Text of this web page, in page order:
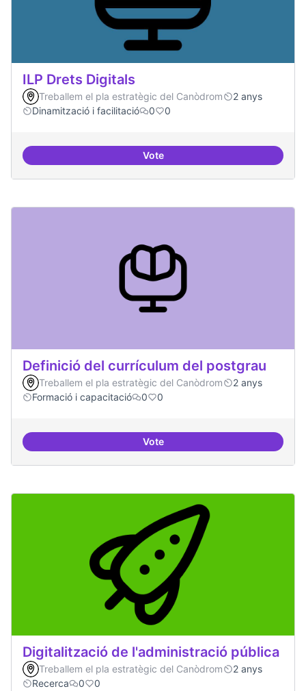
ILP Drets Digitals
Treballem el pla estratègic del Canòdrom
2 anys
Dinamització i facilitació
0 0
VoteILP Drets Digitals
Definició del currículum del postgrau
Treballem el pla estratègic del Canòdrom
2 anys
Formació i capacitació
0 0
VoteDefinició del currículum del
Digitalització de l'administració pública
Treballem el pla estratègic del Canòdrom
2 anys
Recerca
0 0